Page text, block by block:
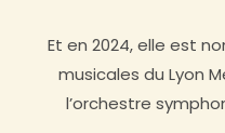
Et en 2024, elle est
musicales du Lyon
l’orchestre